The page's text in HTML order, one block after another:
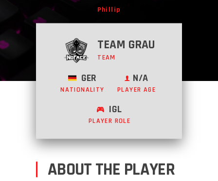
Phillip
TEAM GRAU
TEAM
GER
NATIONALITY
N/A
PLAYER AGE
IGL
PLAYER ROLE
ABOUT THE PLAYER